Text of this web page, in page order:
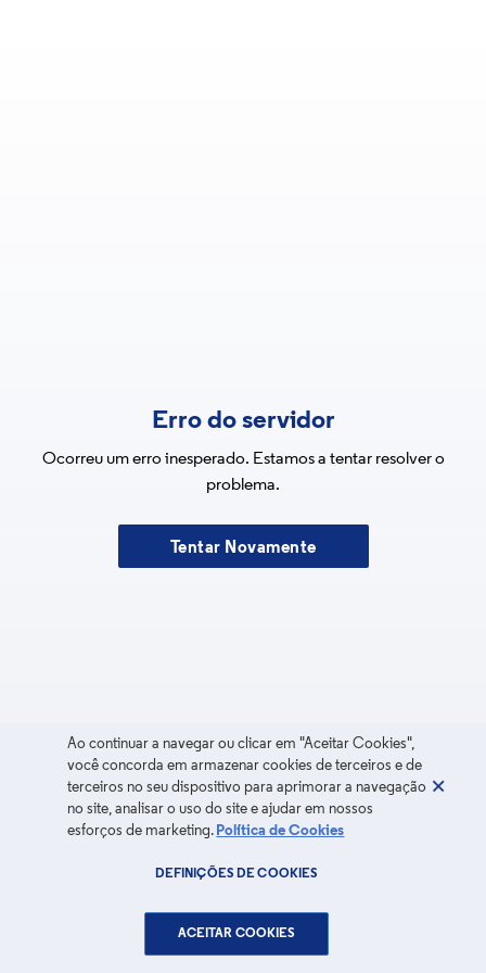
Erro do servidor
Ocorreu um erro inesperado. Estamos a tentar resolver o
problema.
Tentar Novamente
Ao continuar a navegar ou clicar em "Aceitar Cookies",
você concorda em armazenar cookies de terceiros e de
terceiros no seu dispositivo para aprimorar a navegação
no site, analisar o uso do site e ajudar em nossos
esforços de marketing. Política de Cookies
DEFINIÇÕES DE COOKIES
ACEITAR COOKIES